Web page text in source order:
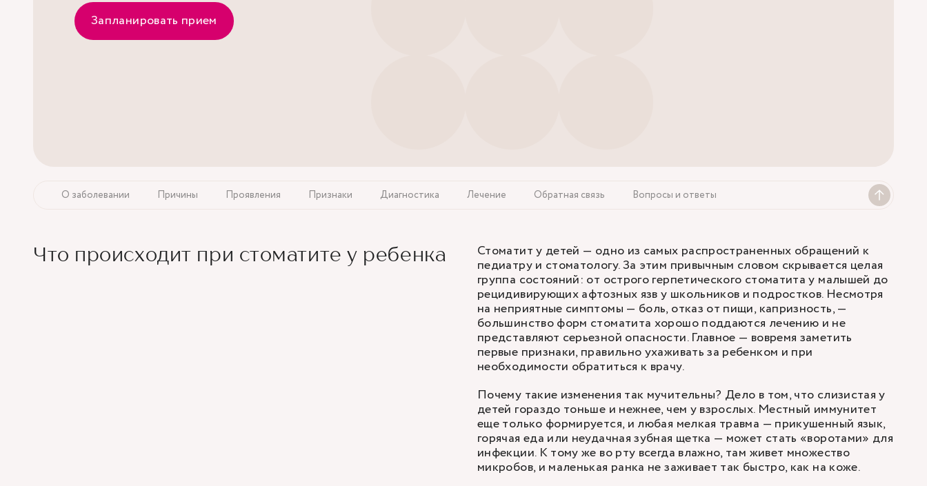
Запланировать прием
О заболевании Причины Проявления Признаки Диагностика Лечение Обратная связь Вопросы и ответы
Что происходит при стоматите у ребенка
Стоматит у детей — одно из самых распространенных обращений к
педиатру и стоматологу. За этим привычным словом скрывается целая
группа состояний: от острого герпетического стоматита у малышей до
рецидивирующих афтозных язв у школьников и подростков. Несмотря
на неприятные симптомы — боль, отказ от пищи, капризность, —
большинство форм стоматита хорошо поддаются лечению и не
представляют серьезной опасности. Главное — вовремя заметить
первые признаки, правильно ухаживать за ребенком и при
необходимости обратиться к врачу.
Почему такие изменения так мучительны? Дело в том, что слизистая у
детей гораздо тоньше и нежнее, чем у взрослых. Местный иммунитет
еще только формируется, и любая мелкая травма — прикушенный язык,
горячая еда или неудачная зубная щетка — может стать «воротами» для
инфекции. К тому же во рту всегда влажно, там живет множество
микробов, и маленькая ранка не заживает так быстро, как на коже.